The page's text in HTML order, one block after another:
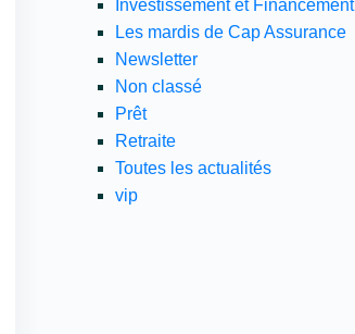
Investissement et Financement
Les mardis de Cap Assurance
Newsletter
Non classé
Prêt
Retraite
Toutes les actualités
vip